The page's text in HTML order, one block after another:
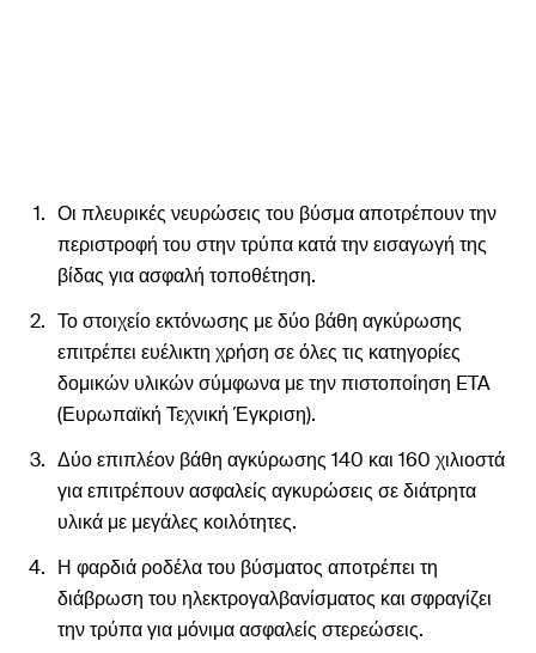
Οι πλευρικές νευρώσεις του βύσμα αποτρέπουν την
περιστροφή του στην τρύπα κατά την εισαγωγή της
βίδας για ασφαλή τοποθέτηση.
Το στοιχείο εκτόνωσης με δύο βάθη αγκύρωσης
επιτρέπει ευέλικτη χρήση σε όλες τις κατηγορίες
δομικών υλικών σύμφωνα με την πιστοποίηση ETA
(Ευρωπαϊκή Τεχνική Έγκριση).
Δύο επιπλέον βάθη αγκύρωσης 140 και 160 χιλιοστά
για επιτρέπουν ασφαλείς αγκυρώσεις σε διάτρητα
υλικά με μεγάλες κοιλότητες.
Η φαρδιά ροδέλα του βύσματος αποτρέπει τη
διάβρωση του ηλεκτρογαλβανίσματος και σφραγίζει
την τρύπα για μόνιμα ασφαλείς στερεώσεις.